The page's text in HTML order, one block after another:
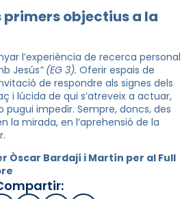
primers objectius a la
l’experiència de recerca personal
Jesús” (EG 3). Oferir espais de
de respondre als signes dels
i lúcida de qui s’atreveix a actuar,
pugui impedir. Sempre, doncs, des
la mirada, en l’aprehensió de la
Òscar Bardají i Martín per al Full